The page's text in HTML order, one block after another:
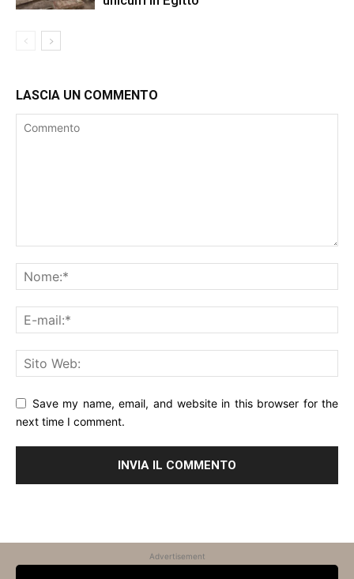
LASCIA UN COMMENTO
Save my name, email, and website in this browser for the
next time I comment.
Advertisement